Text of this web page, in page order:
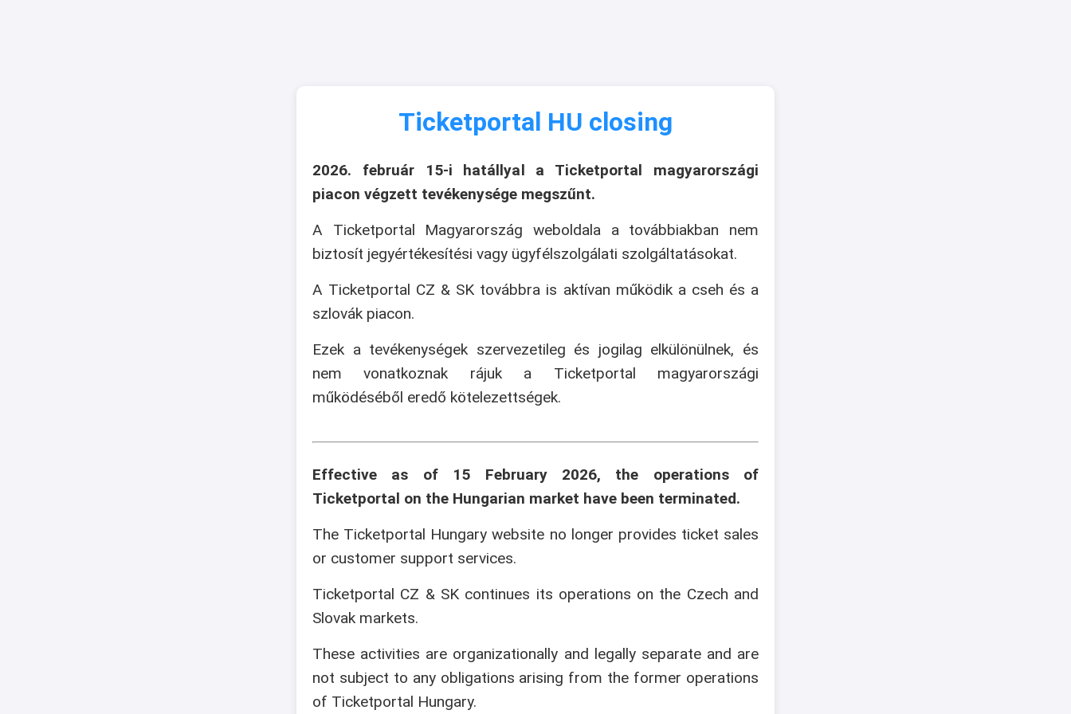
Ticketportal HU closing
2026. február 15-i hatállyal a Ticketportal magyarországi
piacon végzett tevékenysége megszűnt.
A Ticketportal Magyarország weboldala a továbbiakban nem
biztosít jegyértékesítési vagy ügyfélszolgálati szolgáltatásokat.
A Ticketportal CZ & SK továbbra is aktívan működik a cseh és a
szlovák piacon.
Ezek a tevékenységek szervezetileg és jogilag elkülönülnek, és
nem vonatkoznak rájuk a Ticketportal magyarországi
működéséből eredő kötelezettségek.
Effective as of 15 February 2026, the operations of
Ticketportal on the Hungarian market have been terminated.
The Ticketportal Hungary website no longer provides ticket sales
or customer support services.
Ticketportal CZ & SK continues its operations on the Czech and
Slovak markets.
These activities are organizationally and legally separate and are
not subject to any obligations arising from the former operations
of Ticketportal Hungary.